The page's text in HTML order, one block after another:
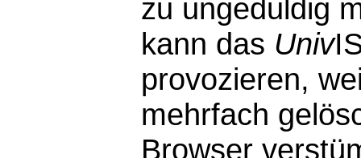
zu ungeduldig
kann das Univ
provozieren,
mehrfach
Browser